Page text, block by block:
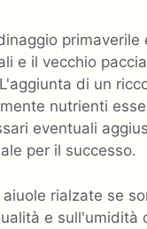
e il vecchio
di un
nutrienti
eventuali
per il successo.
rialzate se
e sull'umidità